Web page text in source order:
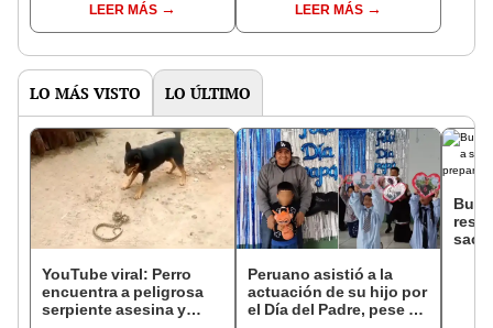
"Mi amor nació por la
gastronomía"
LEER MÁS
llegar a cobrar por 1.000
vistas
LEER MÁS
LO MÁS VISTO LO ÚLTIMO
YouTube viral: Perro
encuentra a peligrosa
serpiente asesina y
Peruano asistió a la
actuación de su hijo por
el Día del Padre, pese a